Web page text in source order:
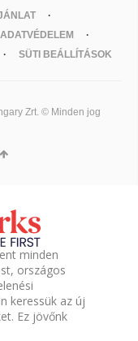
ADATVÉDELEM
SÜTI BEÁLLÍTÁSOK
Zrt. © Minden jog
minden
országos
keressük az új
Ez jövőnk